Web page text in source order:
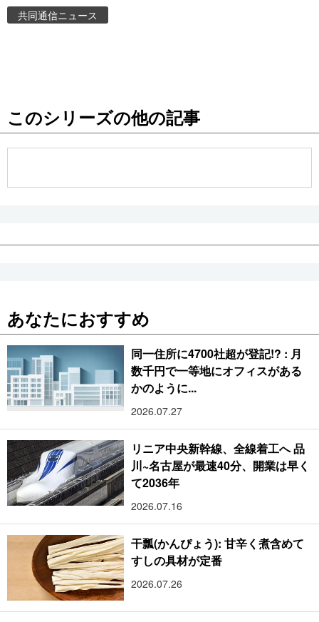
お知らせ
共同通信ニュース
このシリーズの他の記事
あなたにおすすめ
同一住所に4700社超が登記!? : 月
数千円で一等地にオフィスがある
かのように...
2026.07.27
リニア中央新幹線、全線着工へ 品
川~名古屋が最速40分、開業は早く
て2036年
2026.07.16
干瓢(かんぴょう): 甘辛く煮含めて
すしの具材が定番
2026.07.26